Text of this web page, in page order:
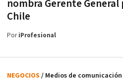
nombra Gerente
Chile
PoriProfesional
NEGOCIOS / Medios de comunicación